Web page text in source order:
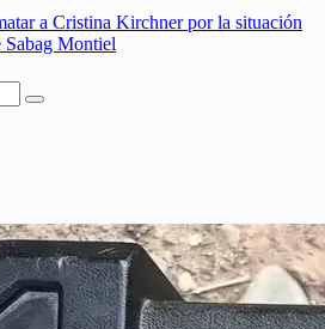
a Cristina Kirchner por la situación
Sabag Montiel